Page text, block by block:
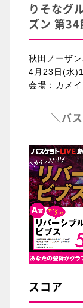
りそなグ
ズン 第34
秋田ノーザ
4月23日(水
会場：カメ
＼バ
スコア